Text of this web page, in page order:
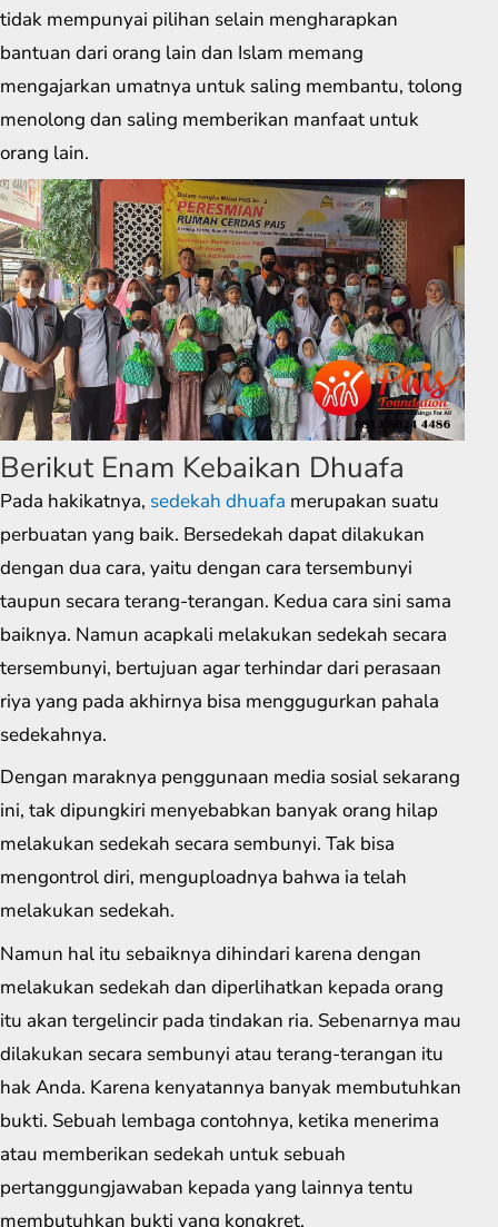
tidak mempunyai pilihan selain mengharapkan
bantuan dari orang lain dan Islam memang
mengajarkan umatnya untuk saling membantu, tolong
menolong dan saling memberikan manfaat untuk
orang lain.
Berikut Enam Kebaikan Dhuafa
Pada hakikatnya, sedekah dhuafa merupakan suatu
perbuatan yang baik. Bersedekah dapat dilakukan
dengan dua cara, yaitu dengan cara tersembunyi
taupun secara terang-terangan. Kedua cara sini sama
baiknya. Namun acapkali melakukan sedekah secara
tersembunyi, bertujuan agar terhindar dari perasaan
riya yang pada akhirnya bisa menggugurkan pahala
sedekahnya.
Dengan maraknya penggunaan media sosial sekarang
ini, tak dipungkiri menyebabkan banyak orang hilap
melakukan sedekah secara sembunyi. Tak bisa
mengontrol diri, menguploadnya bahwa ia telah
melakukan sedekah.
Namun hal itu sebaiknya dihindari karena dengan
melakukan sedekah dan diperlihatkan kepada orang
itu akan tergelincir pada tindakan ria. Sebenarnya mau
dilakukan secara sembunyi atau terang-terangan itu
hak Anda. Karena kenyatannya banyak membutuhkan
bukti. Sebuah lembaga contohnya, ketika menerima
atau memberikan sedekah untuk sebuah
pertanggungjawaban kepada yang lainnya tentu
membutuhkan bukti yang kongkret.